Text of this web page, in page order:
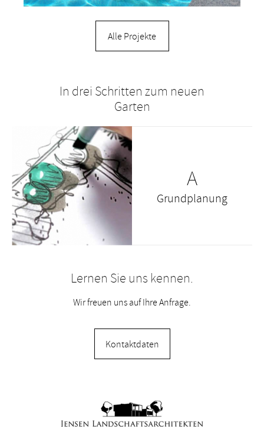
Alle Projekte
In drei Schritten zum neuen
Garten
A
Grundplanung
Lernen Sie uns kennen.
Wir freuen uns auf Ihre Anfrage.
Kontaktdaten